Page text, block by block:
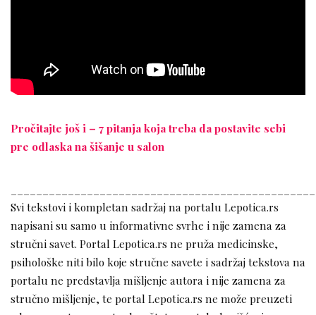
Pročitajte još i – 7 pitanja koja treba da postavite sebi
pre odlaska na šišanje u salon
Svi tekstovi i kompletan sadržaj na portalu Lepotica.rs
napisani su samo u informativne svrhe i nije zamena za
stručni savet. Portal Lepotica.rs ne pruža medicinske,
psihološke niti bilo koje stručne savete i sadržaj tekstova na
portalu ne predstavlja mišljenje autora i nije zamena za
stručno mišljenje, te portal Lepotica.rs ne može preuzeti